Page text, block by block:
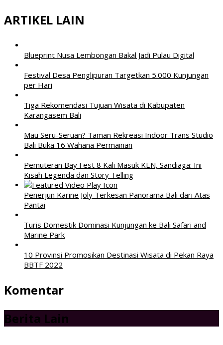
ARTIKEL LAIN
Blueprint Nusa Lembongan Bakal Jadi Pulau Digital
Festival Desa Penglipuran Targetkan 5.000 Kunjungan
per Hari
Tiga Rekomendasi Tujuan Wisata di Kabupaten
Karangasem Bali
Mau Seru-Seruan? Taman Rekreasi Indoor Trans Studio
Bali Buka 16 Wahana Permainan
Pemuteran Bay Fest 8 Kali Masuk KEN, Sandiaga: Ini
Kisah Legenda dan Story Telling
Penerjun Karine Joly Terkesan Panorama Bali dari Atas
Pantai
Turis Domestik Dominasi Kunjungan ke Bali Safari and
Marine Park
10 Provinsi Promosikan Destinasi Wisata di Pekan Raya
BBTF 2022
Komentar
Berita Lain